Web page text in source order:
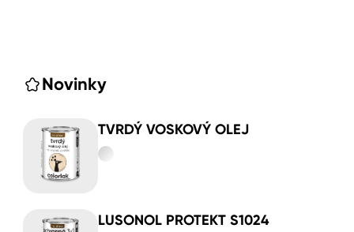
Novinky
TVRDÝ VOSKOVÝ OLEJ
LUSONOL PROTEKT S1024